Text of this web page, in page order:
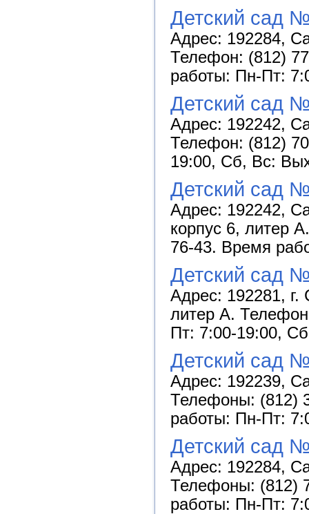
Детский сад
Адрес: 192284,
Телефон: (812)
работы: Пн-Пт:
Детский сад
Адрес: 192242,
Телефон: (812)
19:00, Сб, Вс:
Детский сад
Адрес: 192242,
корпус 6, литер
76-43. Время
Детский сад
Адрес: 192281, г.
литер А.
Пт: 7:00-19:00,
Детский сад
Адрес: 192239,
Телефоны: (812)
работы: Пн-Пт:
Детский сад
Адрес: 192284,
Телефоны: (812)
работы: Пн-Пт: